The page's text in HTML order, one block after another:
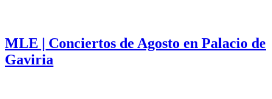
MLE | Conciertos de Agosto en Palacio de
Gaviria